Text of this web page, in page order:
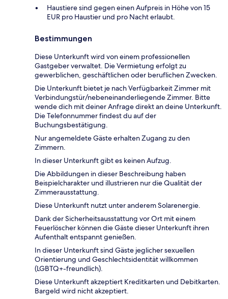
Haustiere sind gegen einen Aufpreis in Höhe von 15
EUR pro Haustier und pro Nacht erlaubt.
Bestimmungen
Diese Unterkunft wird von einem professionellen
Gastgeber verwaltet. Die Vermietung erfolgt zu
gewerblichen, geschäftlichen oder beruflichen Zwecken.
Die Unterkunft bietet je nach Verfügbarkeit Zimmer mit
Verbindungstür/nebeneinanderliegende Zimmer. Bitte
wende dich mit deiner Anfrage direkt an deine Unterkunft.
Die Telefonnummer findest du auf der
Buchungsbestätigung.
Nur angemeldete Gäste erhalten Zugang zu den
Zimmern.
In dieser Unterkunft gibt es keinen Aufzug.
Die Abbildungen in dieser Beschreibung haben
Beispielcharakter und illustrieren nur die Qualität der
Zimmerausstattung.
Diese Unterkunft nutzt unter anderem Solarenergie.
Dank der Sicherheitsausstattung vor Ort mit einem
Feuerlöscher können die Gäste dieser Unterkunft ihren
Aufenthalt entspannt genießen.
In dieser Unterkunft sind Gäste jeglicher sexuellen
Orientierung und Geschlechtsidentität willkommen
(LGBTQ+-freundlich).
Diese Unterkunft akzeptiert Kreditkarten und Debitkarten.
Bargeld wird nicht akzeptiert.